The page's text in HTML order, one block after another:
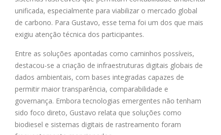
unificada, especialmente para viabilizar o mercado global
de carbono. Para Gustavo, esse tema foi um dos que mais
exigiu atenção técnica dos participantes.
Entre as soluções apontadas como caminhos possíveis,
destacou-se a criação de infraestruturas digitais globais de
dados ambientais, com bases integradas capazes de
permitir maior transparência, comparabilidade e
governança. Embora tecnologias emergentes não tenham
sido foco direto, Gustavo relata que soluções como
biodiesel e sistemas digitais de rastreamento foram